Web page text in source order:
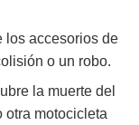
los accesorios de
o un robo.
la muerte del
otra motocicleta